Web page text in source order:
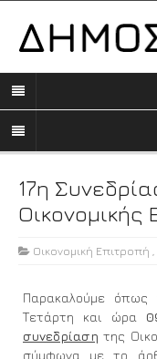
17η
Οικονομικής
Οικονομική Επιτροπή
Παρακαλούμε όπως
Τετάρτη και ώρα
συνεδρίαση της
σύμφωνα με το